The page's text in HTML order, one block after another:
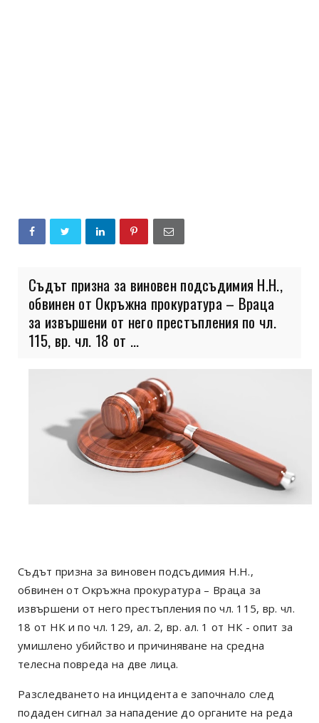
Съдът призна за виновен подсъдимия Н.Н.,
обвинен от Окръжна прокуратура – Враца
за извършени от него престъпления по чл.
115, вр. чл. 18 от ...
Съдът призна за виновен подсъдимия Н.Н.,
обвинен от Окръжна прокуратура – Враца за
извършени от него престъпления по чл. 115, вр. чл.
18 от НК и по чл. 129, ал. 2, вр. ал. 1 от НК - опит за
умишлено убийство и причиняване на средна
телесна повреда на две лица.
Разследването на инцидента е започнало след
подаден сигнал за нападение до органите на реда